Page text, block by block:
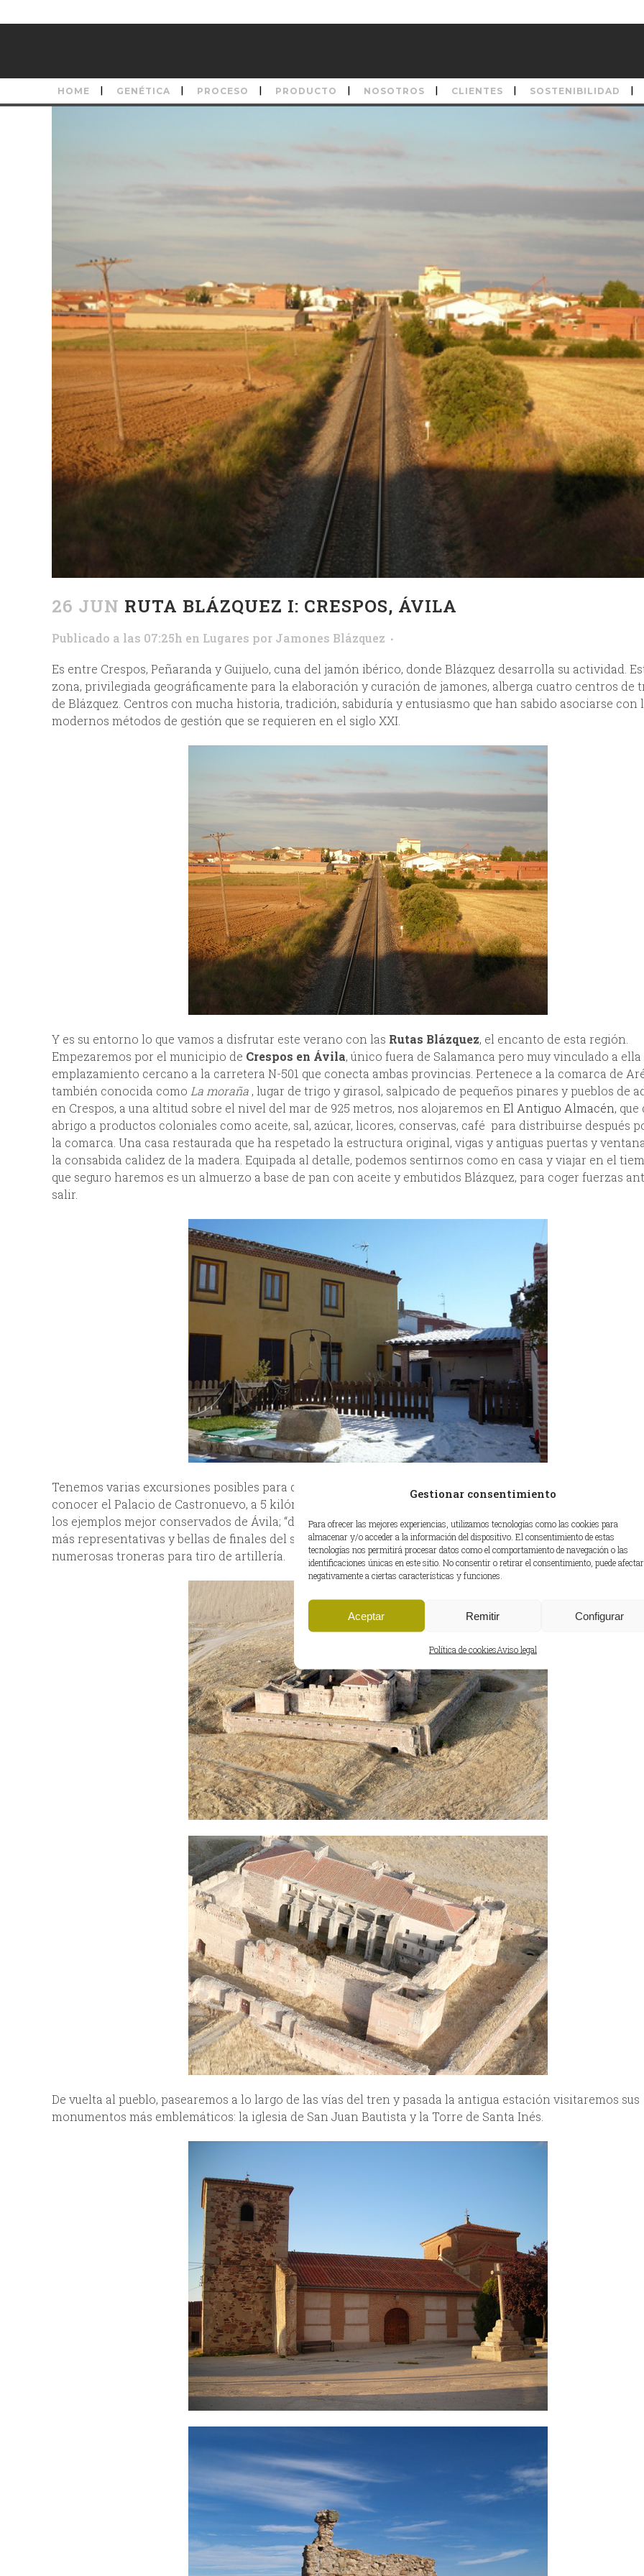
Gestionar consentimiento
Para ofrecer las mejores experiencias, utilizamos tecnologías como las cookies para
almacenar y/o acceder a la información del dispositivo. El consentimiento de estas
tecnologías nos permitirá procesar datos como el comportamiento de navegación o las
identificaciones únicas en este sitio. No consentir o retirar el consentimiento, puede afectar
negativamente a ciertas características y funciones.
Aceptar Remitir Configurar
Política de cookiesAviso legal
HOME GENÉTICA PROCESO PRODUCTO NOSOTROS CLIENTES SOSTENIBILIDAD
26 JUN RUTA BLÁZQUEZ I: CRESPOS, ÁVILA
Publicado a las 07:25h en Lugares por Jamones Blázquez
Es entre Crespos, Peñaranda y Guijuelo, cuna del jamón ibérico, donde Blázquez desarrolla su actividad.
zona, privilegiada geográficamente para la elaboración y curación de jamones, alberga cuatro centros de
de Blázquez. Centros con mucha historia, tradición, sabiduría y entusiasmo que han sabido asociarse con
modernos métodos de gestión que se requieren en el siglo XXI.
Y es su entorno lo que vamos a disfrutar este verano con las Rutas Blázquez, el encanto de esta región.
Empezaremos por el municipio de Crespos en Ávila, único fuera de Salamanca pero muy vinculado a ella
emplazamiento cercano a la carretera N-501 que conecta ambas provincias. Pertenece a la comarca de
también conocida como La moraña , lugar de trigo y girasol, salpicado de pequeños pinares y pueblos de
en Crespos, a una altitud sobre el nivel del mar de 925 metros, nos alojaremos en El Antiguo Almacén, que
abrigo a productos coloniales como aceite, sal, azúcar, licores, conservas, café para distribuirse después
la comarca. Una casa restaurada que ha respetado la estructura original, vigas y antiguas puertas y
la consabida calidez de la madera. Equipada al detalle, podemos sentirnos como en casa y viajar en el
que seguro haremos es un almuerzo a base de pan con aceite y embutidos Blázquez, para coger fuerzas
salir.
Tenemos varias excursiones posibles para disfrutar de la naturaleza, en bici o a pie, y hoy lo destinaremos a
conocer el Palacio de Castronuevo, a 5 kilómetros del pueblo. Formado por dos recintos rectangulares, es
los ejemplos mejor conservados de Ávila; “desde el punto de vista arqueológico es una de las fortalezas
más representativas y bellas de finales del siglo XV”. Visitaremos sótanos abovedados y foso, además de
numerosas troneras para tiro de artillería.
De vuelta al pueblo, pasearemos a lo largo de las vías del tren y pasada la antigua estación visitaremos sus
monumentos más emblemáticos: la iglesia de San Juan Bautista y la Torre de Santa Inés.